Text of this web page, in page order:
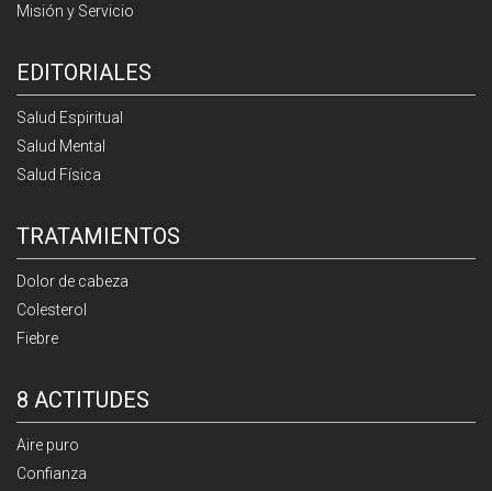
Misión y Servicio
EDITORIALES
Salud Espiritual
Salud Mental
Salud Física
TRATAMIENTOS
Dolor de cabeza
Colesterol
Fiebre
8 ACTITUDES
Aire puro
Confianza